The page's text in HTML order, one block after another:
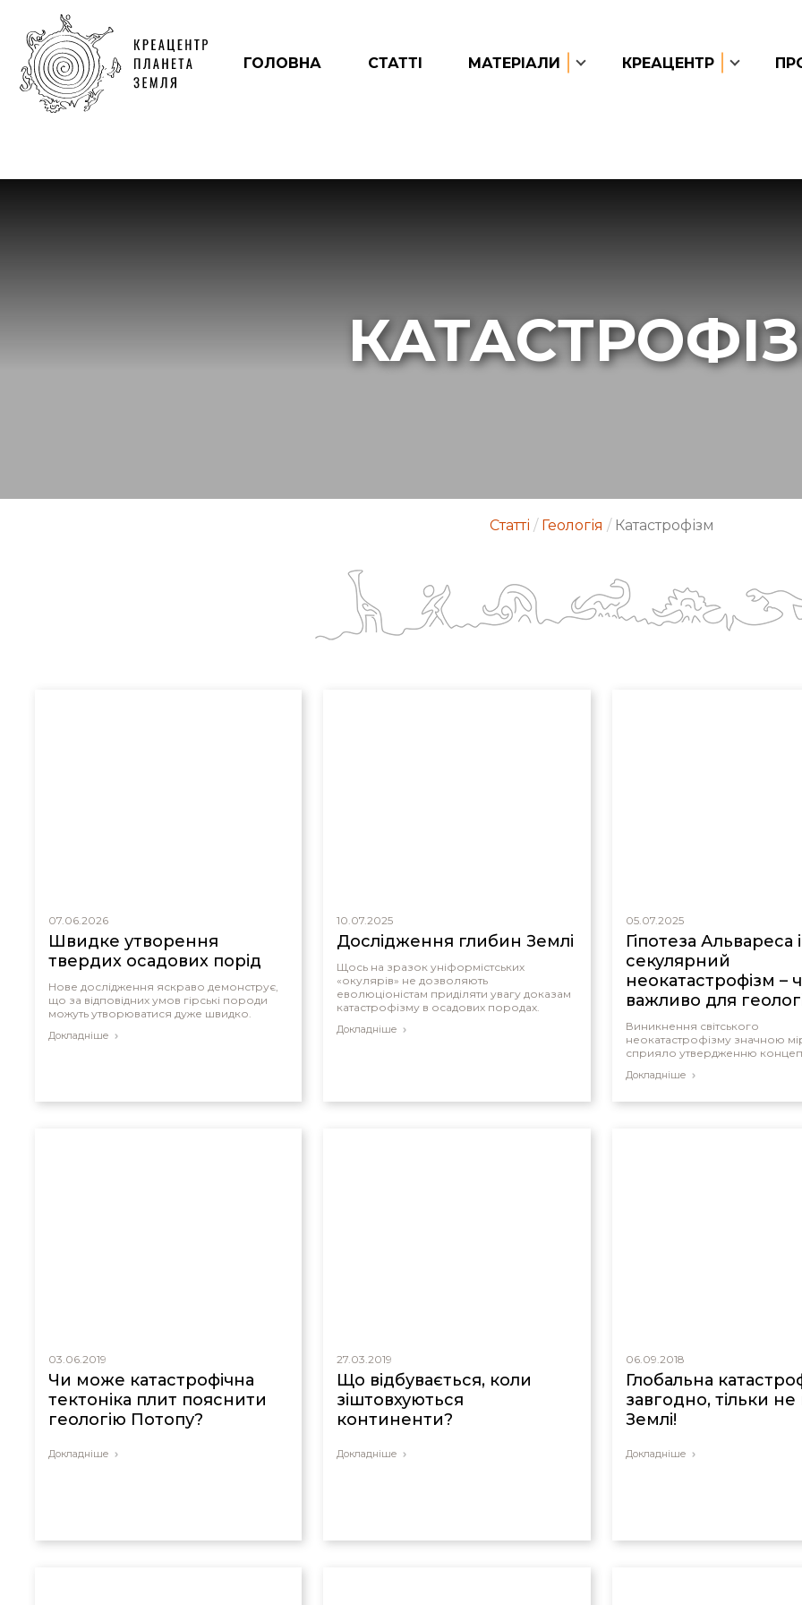
ГОЛОВНА СТАТТІ МАТЕРІАЛИ КРЕАЦЕНТР
Статті / Геологія / Катастрофізм
07.06.2026
Швидке утворення
твердих осадових порід
Нове дослідження яскраво демонструє,
що за відповідних умов гірські породи
можуть утворюватися дуже швидко.
Докладніше
10.07.2025
Дослідження глибин Землі
Щось на зразок уніформістських
«окулярів» не дозволяють
еволюціоністам приділяти увагу доказам
катастрофізму в осадових породах.
Докладніше
05.07.2025
Гіпотеза Альвареса i
секулярний
неокатастрофізм –
важливо для
Потопу?
Виникнення світського
неокатастрофізму значною
сприяло утвердженню
Докладніше
03.06.2019
Чи може катастрофічна
тектоніка плит пояснити
геологію Потопу?
Докладніше
27.03.2019
Що відбувається, коли
зіштовхуються
континенти?
Докладніше
06.09.2018
Глобальна
завгодно, тільки не
Землі!
Докладніше